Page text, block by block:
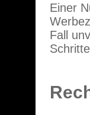
Einer
Fall